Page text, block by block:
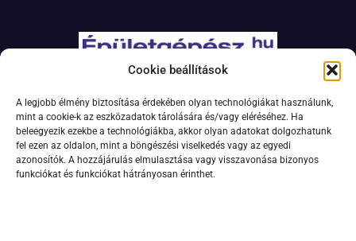
Cookie beállítások
A legjobb élmény biztosítása érdekében olyan technológiákat használunk,
mint a cookie-k az eszközadatok tárolására és/vagy eléréséhez. Ha
beleegyezik ezekbe a technológiákba, akkor olyan adatokat dolgozhatunk
fel ezen az oldalon, mint a böngészési viselkedés vagy az egyedi
azonosítók. A hozzájárulás elmulasztása vagy visszavonása bizonyos
funkciókat és funkciókat hátrányosan érinthet.
Adatkezelési szabályzat
Jogi nyilatkozat
Kapcsolat
Impresszum